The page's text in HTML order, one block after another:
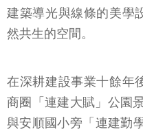
建築導光與線條的美學
然共生的空間。
在深耕建設事業十餘年
商圈「連建大賦」公園
與安順國小旁「連建勤